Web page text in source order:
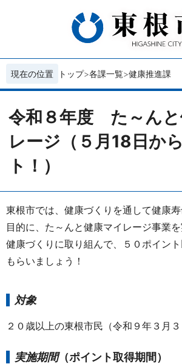
現在の位置 トップ 各課一覧 健康推進課
令和８年度 た～んと
レージ（５月18日か
ト！）
東根市では、健康づくりを通して健康
目的に、た～んと健康マイレージ事業を
健康づくりに取り組んで、５０ポイン
もらいましょう！
対象
２０歳以上の東根市民（令和９年３月３
実施期間（ポイント取得期間）